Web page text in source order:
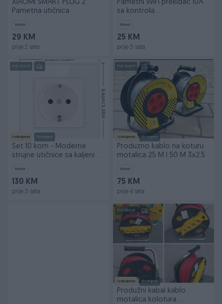
XIAOMI SMART PLUG 2
Pametna utičnica
Novo
29 KM
prije 2 sata
Pametni WiFi prekidač 10A
sa kontrola
Novo
25 KM
prije 3 sata
PIK SHOP
Izdvojeno Dostupno
Set 10 kom - Moderne
strujne utičnice sa kaljenim
Novo
130 KM
prije 3 sata
PIK SHOP
Izdvojeno Dostupno
Produzno kablo na koturu
motalica 25 M I 50 M 3x2.5
Novo
75 KM
prije 4 sata
PIK SHOP
Izdvojeno Dostupno
Produžni kabal kablo
motalica kolotura